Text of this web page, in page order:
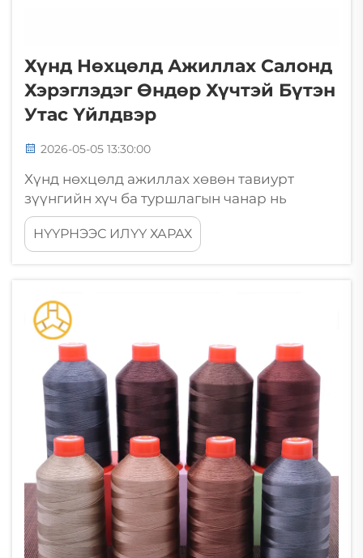
Хүнд Нөхцөлд Ажиллах Салонд
Хэрэглэдэг Өндөр Хүчтэй Бүтэн
Утас Үйлдвэр
2026-05-05 13:30:00
Хүнд нөхцөлд ажиллах хөвөн тавиурт
зүүнгийн хүч ба туршлагын чанар нь
бүтээдүүр хэдэн жил үлдмүүр хамгаалах
юм уу, дарлалын доор түүрхүүр газар
хүртүүрлэлд орж хүртүүрлэлд орж
хүртүүрлэлд орж хүртүүрлэлд орж
хүртүүрлэлд орж хүртүүрлэлд орж
хүртүүрлэлд орж хүртүүрлэлд орж
хүртүүрлэлд орж хүртүүрлэлд орж
хүртүүрлэлд орж хүртүүрлэлд орж
хүртүүрлэлд орж хүртүүрлэлд орж
хүртүүрлэлд орж хүртүүрлэлд орж
хүртүүрлэлд орж хүртүүрлэлд орж
хүртүүрлэлд орж хүртүүрлэлд орж
хүртүүрлэлд орж хүртүүрлэлд орж
хүртүүрлэлд орж хүртүүрлэлд орж
хүртүүрлэлд орж хүртүүрлэлд орж
хүртүүрлэлд орж хүртүүрлэлд орж
НҮҮРНЭЭС ИЛҮҮ ХАРАХ